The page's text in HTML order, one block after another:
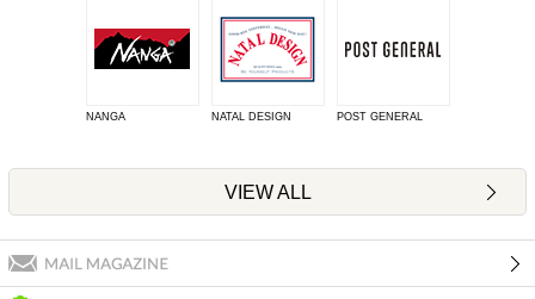
NANGA NATAL DESIGN POST GENERAL
VIEW ALL